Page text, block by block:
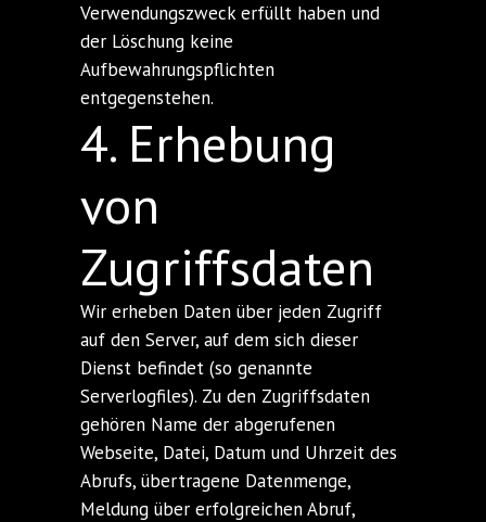
Verwendungszweck erfüllt haben und
der Löschung keine
Aufbewahrungspflichten
entgegenstehen.
4. Erhebung
von
Zugriffsdaten
Wir erheben Daten über jeden Zugriff
auf den Server, auf dem sich dieser
Dienst befindet (so genannte
Serverlogfiles). Zu den Zugriffsdaten
gehören Name der abgerufenen
Webseite, Datei, Datum und Uhrzeit des
Abrufs, übertragene Datenmenge,
Meldung über erfolgreichen Abruf,